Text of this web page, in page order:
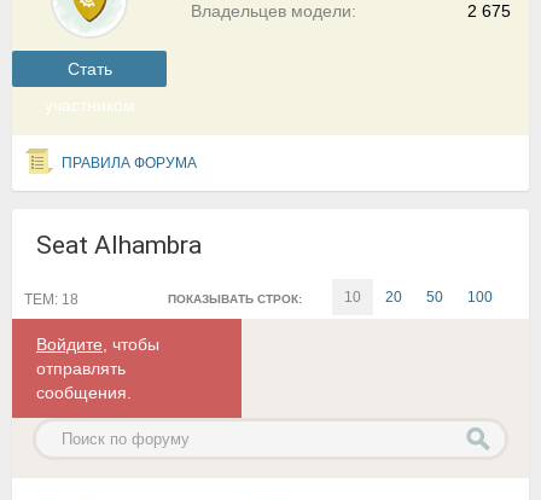
Cтать
участником
2 675
Владельцев модели:
ПРАВИЛА ФОРУМА
Seat Alhambra
ПОКАЗЫВАТЬ СТРОК: 10 20 50 100
ТЕМ: 18
Войдите , чтобы
отправлять
сообщения.